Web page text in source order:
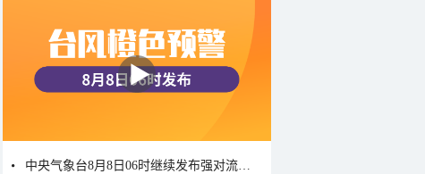
中央气象台8月8日06时继续发布强对流天气蓝色预警